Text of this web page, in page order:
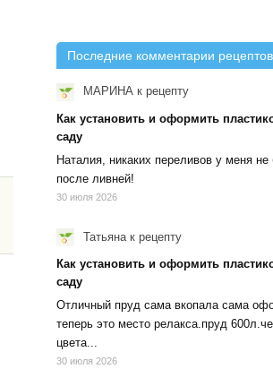
Последние комментарии рецептов
МАРИНА к рецепту
Как установить и оформить
саду
Наталия, никаких переливов у меня
после ливней!
30 июля 2026
Татьяна к рецепту
Как установить и оформить
саду
Отличный пруд сама вкопала сама
теперь это место релакса.пруд
цвета...
30 июля 2026